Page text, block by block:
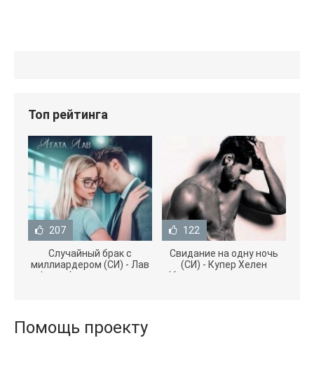
Топ рейтинга
207
Случайный брак с
миллиардером (СИ) - Лав
Агата (полная версия
122
Свидание на одну ночь
(СИ) - Купер Хелен
(бесплатные серии книг
Помощь проекту